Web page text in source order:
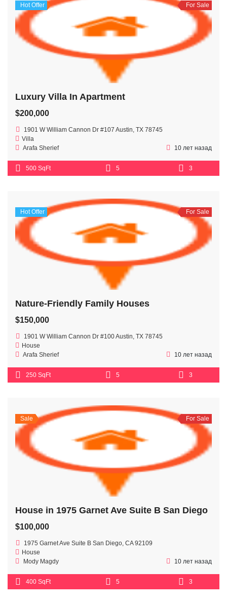
Hot Offer For Sale
Luxury Villa In Apartment
$200,000
1901 W William Cannon Dr #107 Austin, TX 78745
Villa
Arafa Sherief
10 лет назад
500 SqFt 5 3
Hot Offer For Sale
Nature-Friendly Family Houses
$150,000
1901 W William Cannon Dr #100 Austin, TX 78745
House
Arafa Sherief
10 лет назад
250 SqFt 5 3
Sale For Sale
House in 1975 Garnet Ave Suite B San Diego
$100,000
1975 Garnet Ave Suite B San Diego, CA 92109
House
Mody Magdy
10 лет назад
400 SqFt 5 3